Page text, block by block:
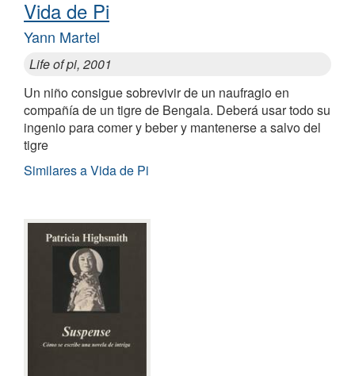
Vida de Pi
Yann Martel
Life of pi, 2001
Un niño consigue sobrevivir de un naufragio en
compañía de un tigre de Bengala. Deberá usar todo su
ingenio para comer y beber y mantenerse a salvo del
tigre
Similares a Vida de Pi